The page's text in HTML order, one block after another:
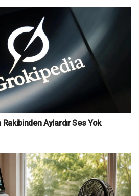
Rakibinden Aylardır Ses Yok